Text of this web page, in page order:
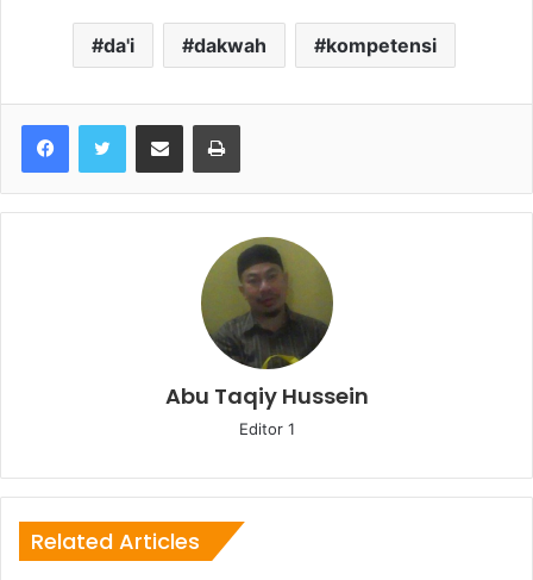
da'i dakwah kompetensi
Share via Email Print
Abu Taqiy Hussein
Editor 1
Related Articles